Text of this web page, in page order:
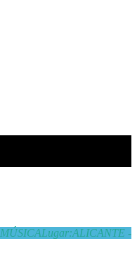
MÚSICALugar:ALICANTE -